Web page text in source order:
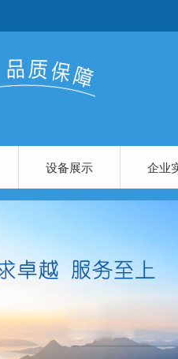
设备展示 企业